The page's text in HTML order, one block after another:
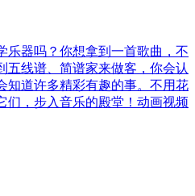
乐器吗？你想拿到一首歌曲，不
五线谱、简谱家来做客，你会认
知道许多精彩有趣的事。不用花
们，步入音乐的殿堂！动画视频